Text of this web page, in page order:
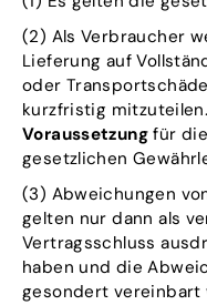
(2) Als Verbraucher
Lieferung auf
oder
kurzfristig
Voraussetzungfür
gesetzlichen
(3) Abweichungen
gelten nur dann als
Vertragsschluss
haben und die
gesondert vereinbart